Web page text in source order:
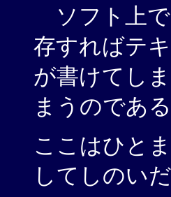
ソフト上で
存すればテ
が書けてし
まうのである
ここはひと
してしのい